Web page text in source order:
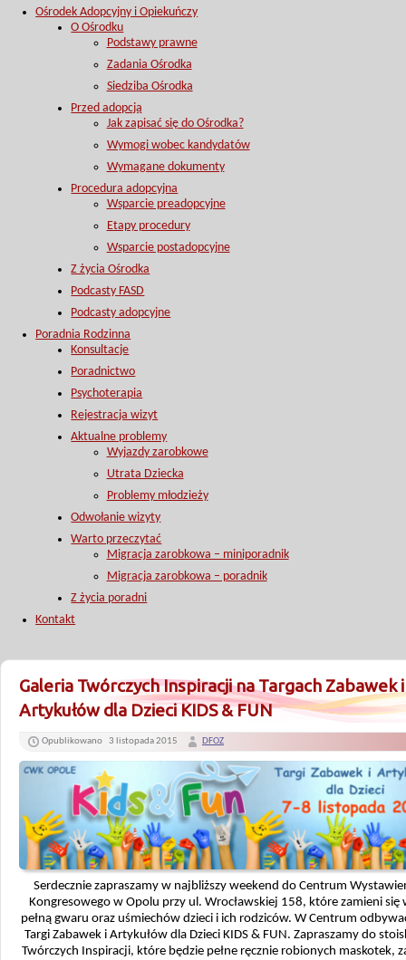
Ośrodek Adopcyjny i Opiekuńczy
O Ośrodku
Podstawy prawne
Zadania Ośrodka
Siedziba Ośrodka
Przed adopcją
Jak zapisać się do Ośrodka?
Wymogi wobec kandydatów
Wymagane dokumenty
Procedura adopcyjna
Wsparcie preadopcyjne
Etapy procedury
Wsparcie postadopcyjne
Z życia Ośrodka
Podcasty FASD
Podcasty adopcyjne
Poradnia Rodzinna
Konsultacje
Poradnictwo
Psychoterapia
Rejestracja wizyt
Aktualne problemy
Wyjazdy zarobkowe
Utrata Dziecka
Problemy młodzieży
Odwołanie wizyty
Warto przeczytać
Migracja zarobkowa – miniporadnik
Migracja zarobkowa – poradnik
Z życia poradni
Kontakt
Galeria Twórczych Inspiracji na Targach Zabawek i
Artykułów dla Dzieci KIDS & FUN
Opublikowano 3 listopada 2015 DFOZ
Serdecznie zapraszamy w najbliższy weekend do Centrum
Kongresowego w Opolu przy ul. Wrocławskiej 158, które zamieni się
pełną gwaru oraz uśmiechów dzieci i ich rodziców. W Centrum
Targi Zabawek i Artykułów dla Dzieci KIDS & FUN. Zapraszamy do
Twórczych Inspiracji, które będzie pełne ręcznie robionych maskotek,